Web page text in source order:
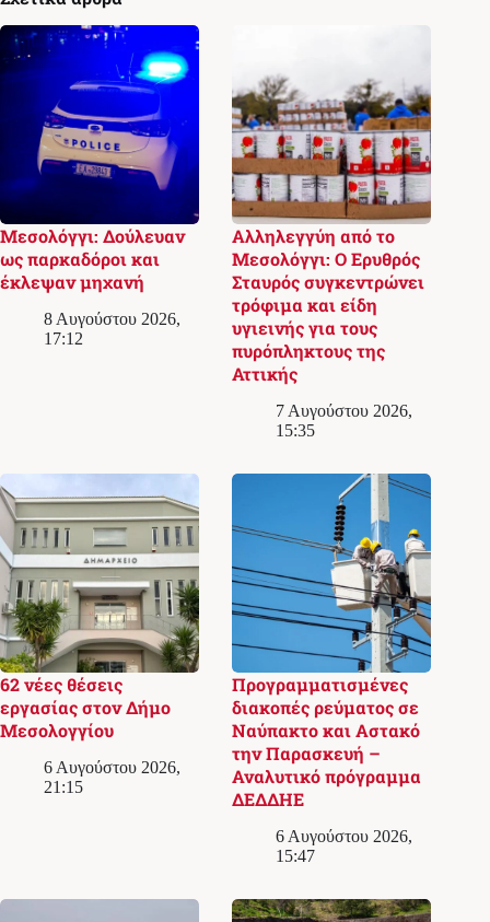
Μεσολόγγι: Δούλευαν
ως παρκαδόροι και
έκλεψαν μηχανή
8 Αυγούστου 2026,
17:12
Αλληλεγγύη από το
Μεσολόγγι: Ο Ερυθρός
Σταυρός συγκεντρώνει
τρόφιμα και είδη
υγιεινής για τους
πυρόπληκτους της
Αττικής
7 Αυγούστου 2026,
15:35
62 νέες θέσεις
εργασίας στον Δήμο
Μεσολογγίου
6 Αυγούστου 2026,
21:15
Προγραμματισμένες
διακοπές ρεύματος σε
Ναύπακτο και Αστακό
την Παρασκευή –
Αναλυτικό πρόγραμμα
ΔΕΔΔΗΕ
6 Αυγούστου 2026,
15:47